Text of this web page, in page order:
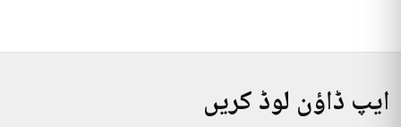
ایپ ڈاؤن لوڈ کریں